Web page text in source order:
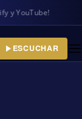
ESCUCHAR